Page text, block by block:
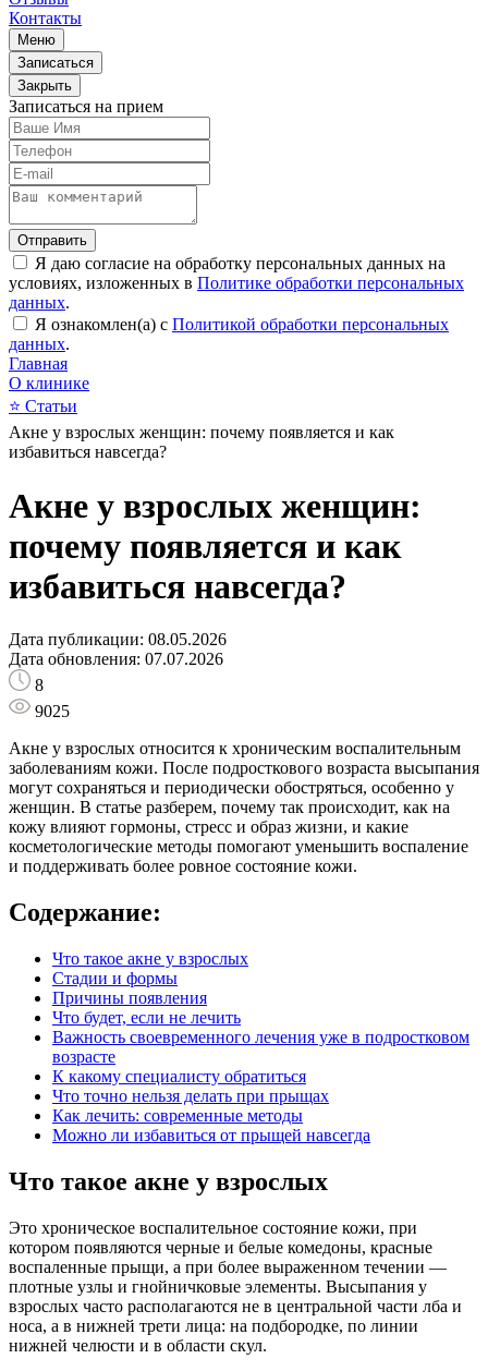
Контакты
Меню
Записаться
Закрыть
Записаться на прием
Отправить
Я даю согласие на обработку персональных данных на
условиях, изложенных в Политике обработки персональных
данных.
Я ознакомлен(а) с Политикой обработки персональных
данных.
Главная
О клинике
⭐ Статьи
Акне у взрослых женщин: почему появляется и как
избавиться навсегда?
Акне у взрослых женщин:
почему появляется и как
избавиться навсегда?
Дата публикации: 08.05.2026
Дата обновления: 07.07.2026
8
9025
Акне у взрослых относится к хроническим воспалительным
заболеваниям кожи. После подросткового возраста высыпания
могут сохраняться и периодически обостряться, особенно у
женщин. В статье разберем, почему так происходит, как на
кожу влияют гормоны, стресс и образ жизни, и какие
косметологические методы помогают уменьшить воспаление
и поддерживать более ровное состояние кожи.
Содержание:
Что такое акне у взрослых
Стадии и формы
Причины появления
Что будет, если не лечить
Важность своевременного лечения уже в подростковом
возрасте
К какому специалисту обратиться
Что точно нельзя делать при прыщах
Как лечить: современные методы
Можно ли избавиться от прыщей навсегда
Что такое акне у взрослых
Это хроническое воспалительное состояние кожи, при
котором появляются черные и белые комедоны, красные
воспаленные прыщи, а при более выраженном течении —
плотные узлы и гнойничковые элементы. Высыпания у
взрослых часто располагаются не в центральной части лба и
носа, а в нижней трети лица: на подбородке, по линии
нижней челюсти и в области скул.